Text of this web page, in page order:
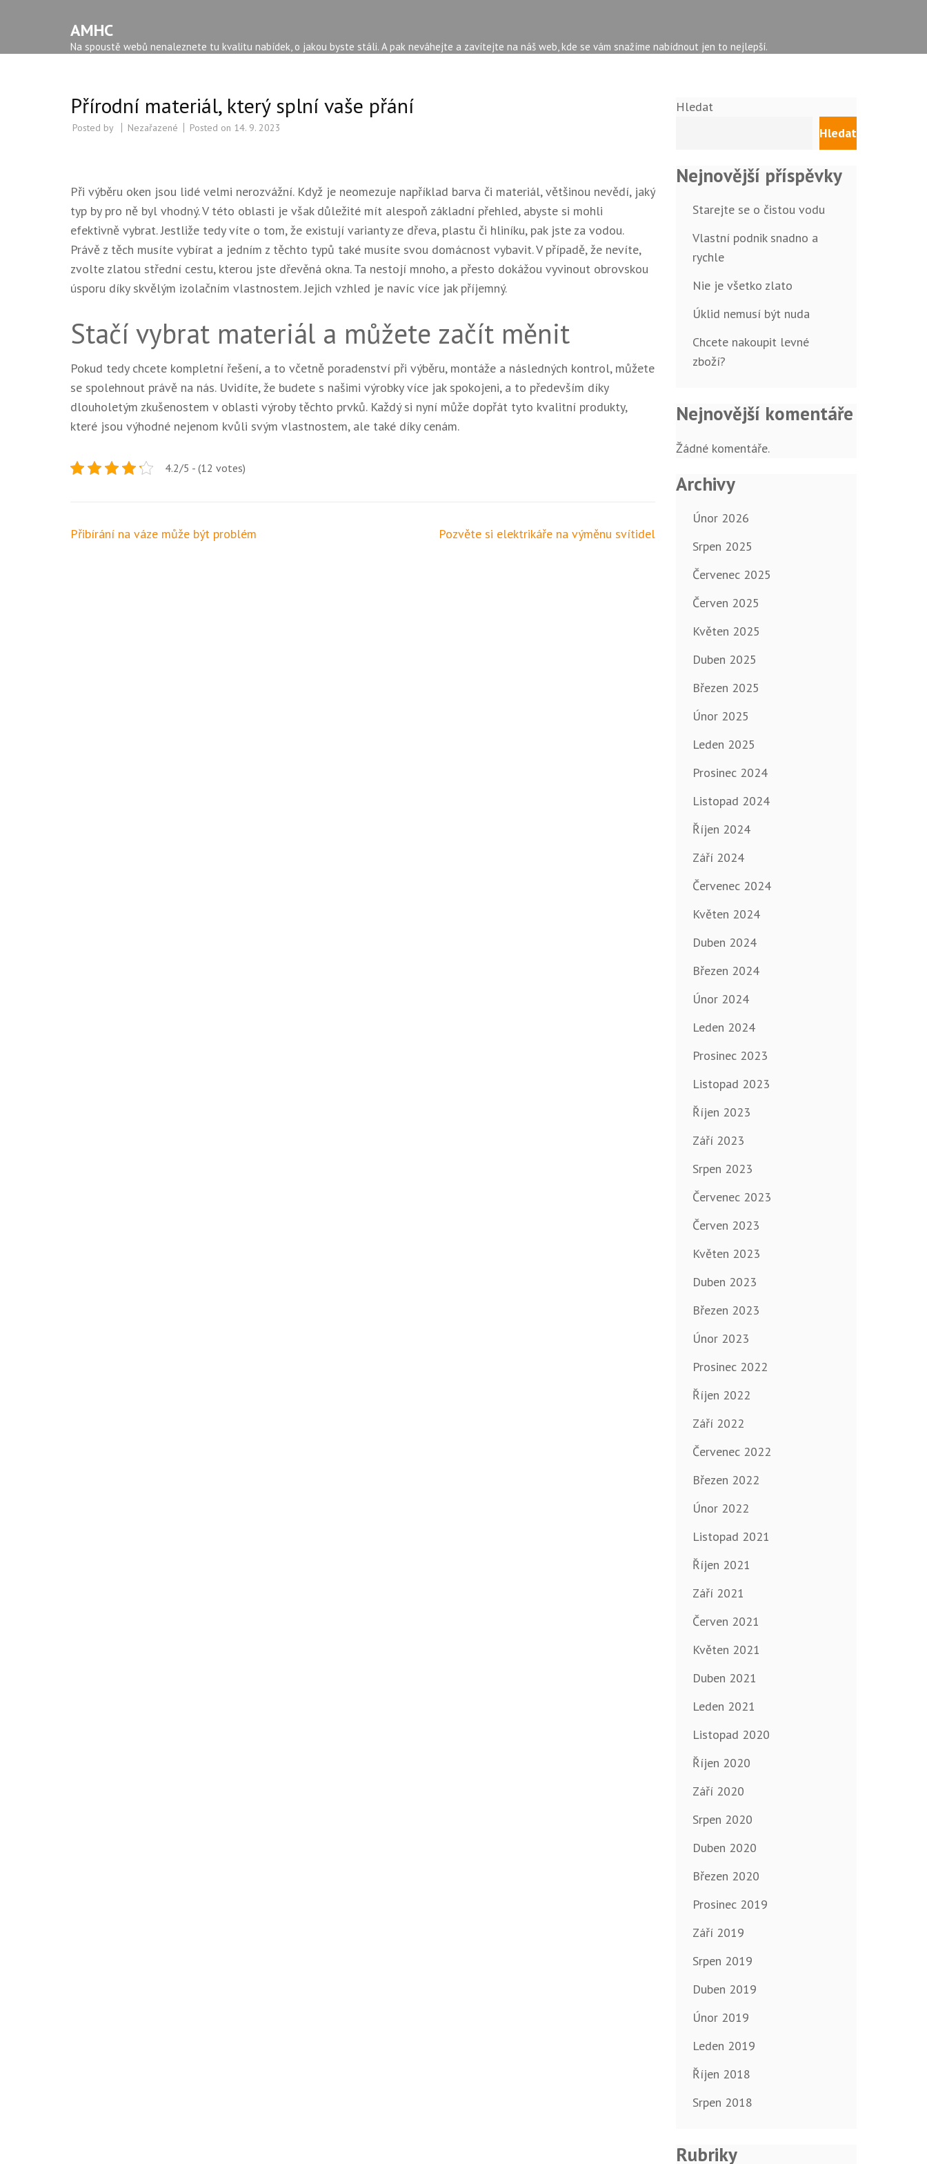
AMHC
Na spoustě webů nenaleznete tu kvalitu nabídek, o jakou byste stáli. A pak neváhejte a zavítejte na náš web, kde se vám snažíme nabídnout jen to nejlepší.
Přírodní materiál, který splní vaše přání
Posted by Nezařazené Posted on 14. 9. 2023
Při výběru oken jsou lidé velmi nerozvážní. Když je neomezuje například barva či materiál, většinou nevědí, jaký
typ by pro ně byl vhodný. V této oblasti je však důležité mít alespoň základní přehled, abyste si mohli
efektivně vybrat. Jestliže tedy víte o tom, že existují varianty ze dřeva, plastu či hliníku, pak jste za vodou.
Právě z těch musíte vybírat a jedním z těchto typů také musíte svou domácnost vybavit. V případě, že nevíte,
zvolte zlatou střední cestu, kterou jste dřevěná okna. Ta nestojí mnoho, a přesto dokážou vyvinout obrovskou
úsporu díky skvělým izolačním vlastnostem. Jejich vzhled je navíc více jak příjemný.
Stačí vybrat materiál a můžete začít měnit
Pokud tedy chcete kompletní řešení, a to včetně poradenství při výběru, montáže a následných kontrol, můžete
se spolehnout právě na nás. Uvidíte, že budete s našimi výrobky více jak spokojeni, a to především díky
dlouholetým zkušenostem v oblasti výroby těchto prvků. Každý si nyní může dopřát tyto kvalitní produkty,
které jsou výhodné nejenom kvůli svým vlastnostem, ale také díky cenám.
4.2/5 - (12 votes)
Navigace
Přibírání na váze může být problém Pozvěte si elektrikáře na výměnu svítidel
Hledat
Hledat
Nejnovější příspěvky
Starejte se o čistou vodu
Vlastní podnik snadno a
rychle
Nie je všetko zlato
Úklid nemusí být nuda
Chcete nakoupit levné
zboží?
Nejnovější komentáře
Žádné komentáře.
Archivy
Únor 2026
Srpen 2025
Červenec 2025
Červen 2025
Květen 2025
Duben 2025
Březen 2025
Únor 2025
Leden 2025
Prosinec 2024
Listopad 2024
Říjen 2024
Září 2024
Červenec 2024
Květen 2024
Duben 2024
Březen 2024
Únor 2024
Leden 2024
Prosinec 2023
Listopad 2023
Říjen 2023
Září 2023
Srpen 2023
Červenec 2023
Červen 2023
Květen 2023
Duben 2023
Březen 2023
Únor 2023
Prosinec 2022
Říjen 2022
Září 2022
Červenec 2022
Březen 2022
Únor 2022
Listopad 2021
Říjen 2021
Září 2021
Červen 2021
Květen 2021
Duben 2021
Leden 2021
Listopad 2020
Říjen 2020
Září 2020
Srpen 2020
Duben 2020
Březen 2020
Prosinec 2019
Září 2019
Srpen 2019
Duben 2019
Únor 2019
Leden 2019
Říjen 2018
Srpen 2018
Rubriky